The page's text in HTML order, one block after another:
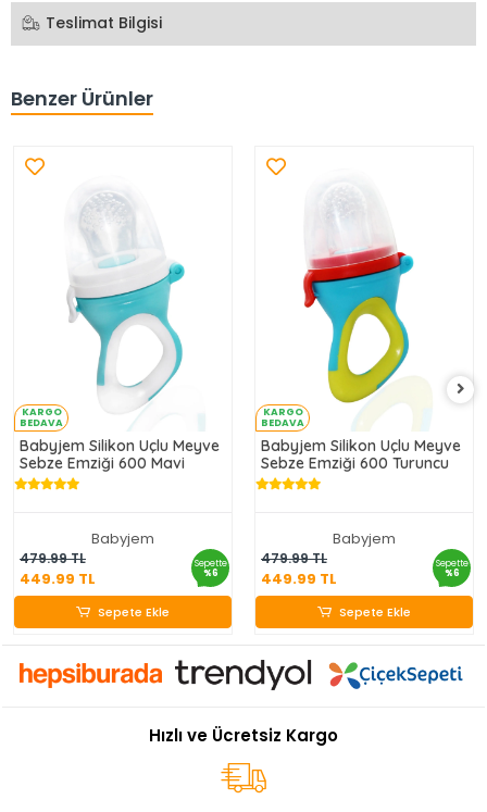
Teslimat Bilgisi
Benzer Ürünler
KARGO
BEDAVA
Babyjem Silikon Uçlu Meyve
Sebze Emziği 600 Mavi
Babyjem
479.99 TL
449.99 TL
Sepette
%6
449.99 TL
Sepete Ekle
Sepete Ekle
KARGO
BEDAVA
Babyjem Silikon Uçlu Meyve
Sebze Emziği 600 Turuncu
Babyjem
479.99 TL
449.99 TL
Sepette
%6
449.99 TL
Sepete Ekle
Sepete Ekle
Hızlı ve Ücretsiz Kargo